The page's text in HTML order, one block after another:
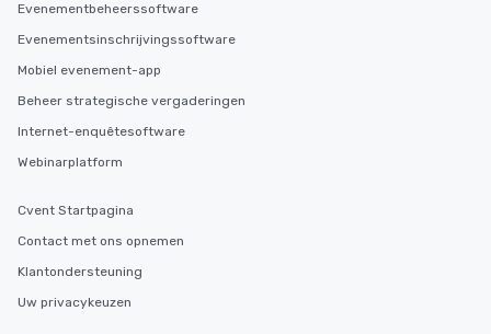
Evenementbeheerssoftware
Evenementsinschrijvingssoftware
Mobiel evenement-app
Beheer strategische vergaderingen
Internet-enquêtesoftware
Webinarplatform
Cvent Startpagina
Contact met ons opnemen
Klantondersteuning
Uw privacykeuzen